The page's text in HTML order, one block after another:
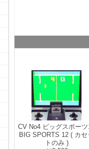
CV No4 ビッグスポーツ
BIG SPORTS 12 ( カセ
トのみ )